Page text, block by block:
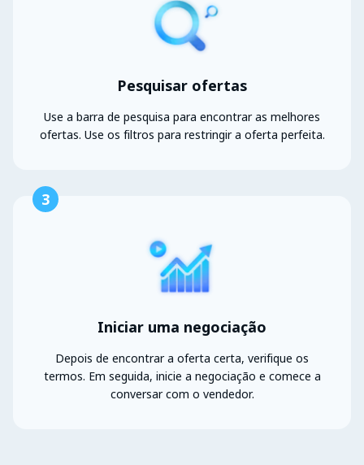
Pesquisar ofertas
Use a barra de pesquisa para encontrar as melhores
ofertas. Use os filtros para restringir a oferta perfeita.
3
Iniciar uma negociação
Depois de encontrar a oferta certa, verifique os
termos. Em seguida, inicie a negociação e comece a
conversar com o vendedor.